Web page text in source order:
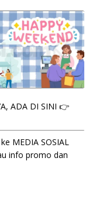
ADA DI SINI 👉
MEDIA SOSIAL
info promo dan